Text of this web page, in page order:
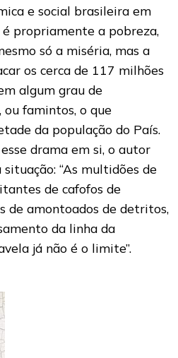
e social brasileira em
propriamente a pobreza,
só a miséria, mas a
os cerca de 117 milhões
algum grau de
famintos, o que
da população do País.
drama em si, o autor
“As multidões de
de cafofos de
de amontoados de detritos,
da linha da
já não é o limite”.